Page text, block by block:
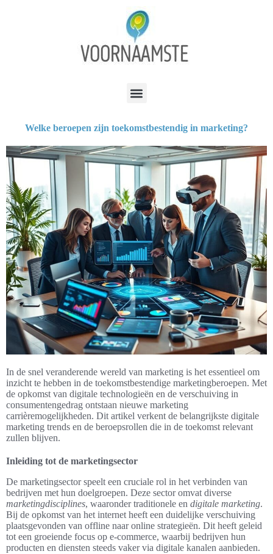
Welke beroepen zijn toekomstbestendig in marketing?
In de snel veranderende wereld van marketing is het essentieel om
inzicht te hebben in de toekomstbestendige marketingberoepen. Met
de opkomst van digitale technologieën en de verschuiving in
consumentengedrag ontstaan nieuwe marketing
carrièremogelijkheden. Dit artikel verkent de belangrijkste digitale
marketing trends en de beroepsrollen die in de toekomst relevant
zullen blijven.
Inleiding tot de marketingsector
De marketingsector speelt een cruciale rol in het verbinden van
bedrijven met hun doelgroepen. Deze sector omvat diverse
marketingdisciplines, waaronder traditionele en digitale marketing.
Bij de opkomst van het internet heeft een duidelijke verschuiving
plaatsgevonden van offline naar online strategieën. Dit heeft geleid
tot een groeiende focus op e-commerce, waarbij bedrijven hun
producten en diensten steeds vaker via digitale kanalen aanbieden.